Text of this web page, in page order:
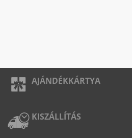
AJÁNDÉKKÁRTYA
KISZÁLLÍTÁS